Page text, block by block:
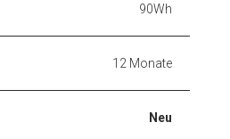
90Wh
12 Monate
Neu